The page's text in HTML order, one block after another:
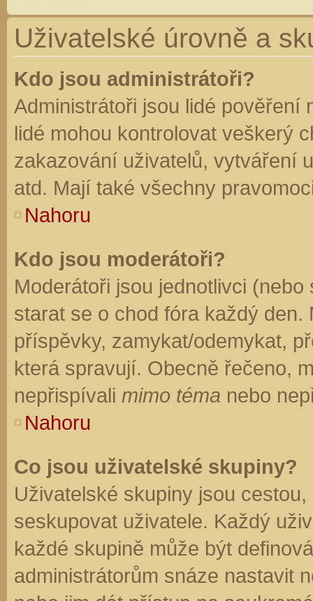
Uživatelské úrovně a
Kdo jsou administrátoři?
Administrátoři jsou lidé pověření
lidé mohou kontrolovat veškerý
zakazování uživatelů, vytváření
atd. Mají také všechny
Nahoru
Kdo jsou moderátoři?
Moderátoři jsou jednotlivci
starat se o chod fóra každý
příspěvky, zamykat/odemykat,
která spravují. Obecně řečeno,
nepřispívali mimo téma nebo
Nahoru
Co jsou uživatelské skupiny?
Uživatelské skupiny jsou
seskupovat uživatele. Každý
každé skupině může být
administrátorům snáze nastavit